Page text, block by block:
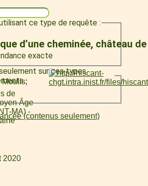
ce type de requête :
exacte
sur ces types
:
(contenus seulement)
d’une cheminée, château de
Moulis
de
Âge
MA) -
2020